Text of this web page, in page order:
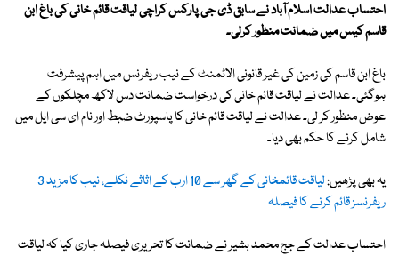
احتساب عدالت اسلام آباد نے سابق ڈی جی پارکس کراچی لیاقت قائم خانی کی باغ ابن
قاسم کیس میں ضمانت منظور کرلی۔
باغ ابن قاسم کی زمین کی غیر قانونی الاٹمنٹ کے نیب ریفرنس میں اہم پیشرفت
ہوگئی۔ عدالت نے لیاقت قائم خانی کی درخواست ضمانت دس لاکھ مچلکوں کے
عوض منظور کر لی۔ عدالت نے لیاقت قائم خانی کا پاسپورٹ ضبط اور نام ای سی ایل میں
شامل کرنے کا حکم بھی دیا۔
یہ بھی پڑھیں:
لیاقت قائمخانی کے گھر سے 10 ارب کے اثاثے نکلے، نیب کا مزید 3
ریفرنسز قائم کرنے کا فیصلہ
احتساب عدالت کے جج محمد بشیر نے ضمانت کا تحریری فیصلہ جاری کیا کہ لیاقت